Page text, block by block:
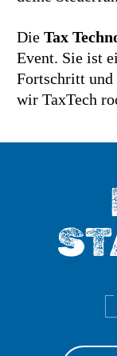
Die Tax
Event. Sie ist
Fortschritt und
wir TaxTech